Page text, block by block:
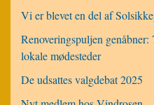
Vi er blevet en del af
Renoveringspuljen
lokale mødesteder
De udsattes valgdebat 2025